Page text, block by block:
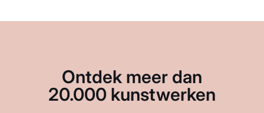
Ontdek meer dan
20.000 kunstwerken